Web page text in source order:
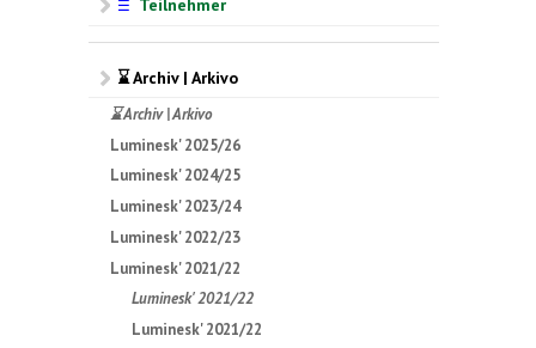
☰ Teilnehmer
⌛ Archiv | Arkivo
⌛ Archiv | Arkivo
Luminesk' 2025/26
Luminesk' 2024/25
Luminesk' 2023/24
Luminesk' 2022/23
Luminesk' 2021/22
Luminesk' 2021/22
Luminesk' 2021/22